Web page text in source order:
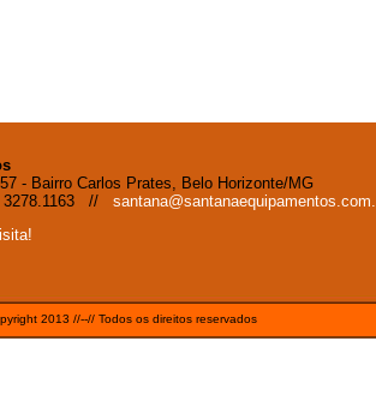
- Bairro Carlos Prates, Belo Horizonte/MG
3278.1163 //
2013 //--// Todos os direitos reservados